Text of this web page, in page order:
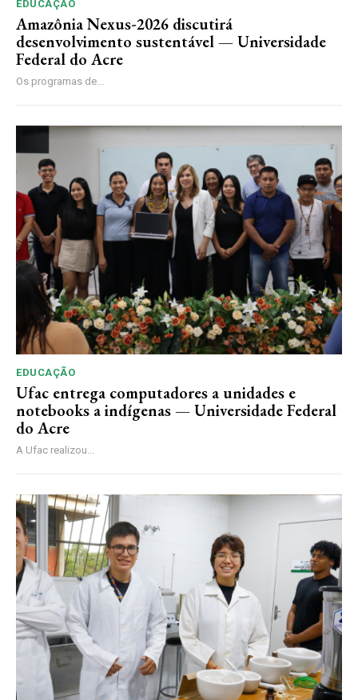
EDUCAÇÃO
Amazônia Nexus-2026 discutirá
desenvolvimento sustentável — Universidade
Federal do Acre
Os programas de...
EDUCAÇÃO
Ufac entrega computadores a unidades e
notebooks a indígenas — Universidade Federal
do Acre
A Ufac realizou...